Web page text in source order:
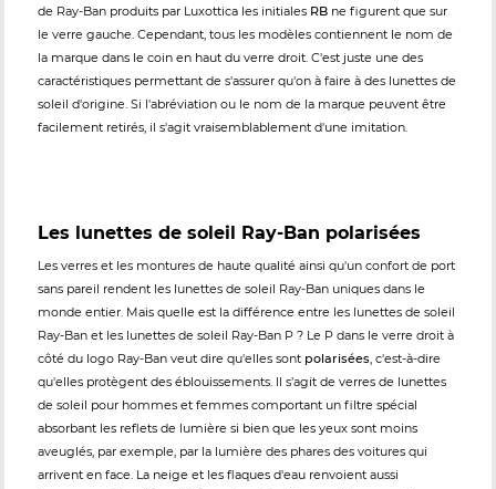
de Ray-Ban produits par Luxottica les initiales RB ne figurent que sur
le verre gauche. Cependant, tous les modèles contiennent le nom de
la marque dans le coin en haut du verre droit. C'est juste une des
caractéristiques permettant de s'assurer qu'on à faire à des lunettes de
soleil d'origine. Si l'abréviation ou le nom de la marque peuvent être
facilement retirés, il s'agit vraisemblablement d'une imitation.
Les lunettes de soleil Ray-Ban polarisées
Les verres et les montures de haute qualité ainsi qu'un confort de port
sans pareil rendent les lunettes de soleil Ray-Ban uniques dans le
monde entier. Mais quelle est la différence entre les lunettes de soleil
Ray-Ban et les lunettes de soleil Ray-Ban P ? Le P dans le verre droit à
côté du logo Ray-Ban veut dire qu'elles sont polarisées, c'est-à-dire
qu'elles protègent des éblouissements. Il s’agit de verres de lunettes
de soleil pour hommes et femmes comportant un filtre spécial
absorbant les reflets de lumière si bien que les yeux sont moins
aveuglés, par exemple, par la lumière des phares des voitures qui
arrivent en face. La neige et les flaques d'eau renvoient aussi